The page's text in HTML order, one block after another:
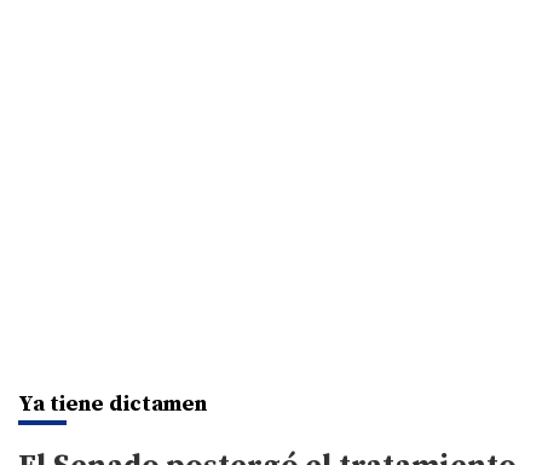
Ya tiene dictamen